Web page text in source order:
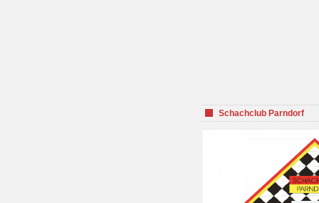
Schachclub Parndorf